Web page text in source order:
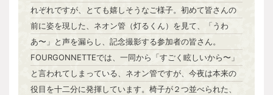
れぞれですが、とても嬉しそうなご様子。初めて皆さんの
前に姿を現した、ネオン管（灯るくん）を見て、「うわ
あ〜」と声を漏らし、記念撮影する参加者の皆さん。
FOURGONNETTEでは、一同から「すごく眩しいから〜」
と言われてしまっている、ネオン管ですが、今夜は本来の
役目を十二分に発揮しています。椅子が２つ並べられた、